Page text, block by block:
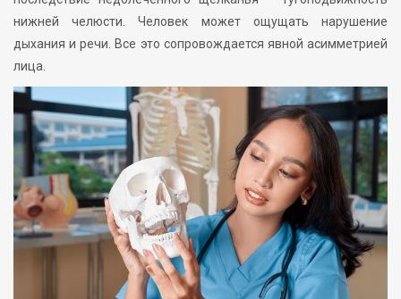
нижней челюсти. Человек может ощущать нарушение
дыхания и речи. Все это сопровождается явной асимметрией
лица.